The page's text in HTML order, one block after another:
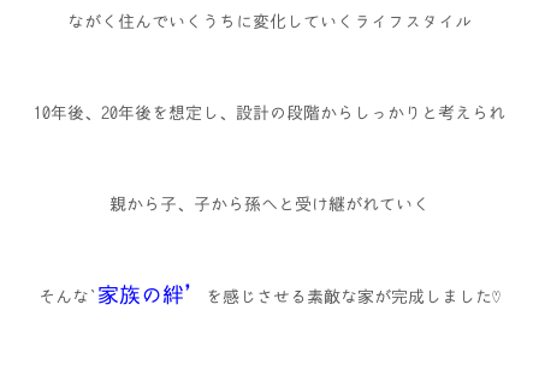
ながく住んでいくうちに変化していくライフスタイル
10年後、20年後を想定し、設計の段階からしっかりと考えられ
親から子、子から孫へと受け継がれていく
そんな` 家族の絆’ を感じさせる素敵な家が完成しました♡